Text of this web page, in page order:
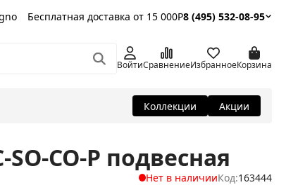
Бесплатная доставка от 15 000Р8 (495) 532-08-95
ВойтиСравнениеИзбранноеКорзина
Коллекции Акции
CO-P подвесная
Нет в наличииКод:163444